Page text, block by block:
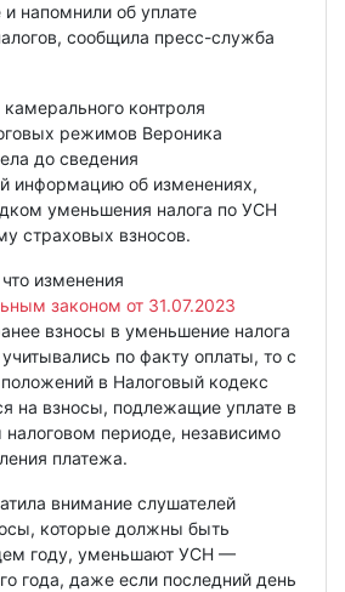
и напомнили об уплате
сообщила пресс-служба
контроля
режимов Вероника
до сведения
информацию об изменениях,
уменьшения налога по УСН
страховых взносов.
изменения
законом от 31.07.2023
взносы в уменьшение налога
по факту оплаты, то с
в Налоговый кодекс
на взносы, подлежащие уплате в
периоде, независимо
платежа.
внимание слушателей
которые должны быть
году, уменьшают УСН —
года, даже если последний день